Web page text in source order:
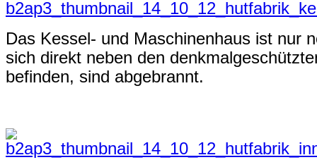
Das Kessel- und Maschinenhaus ist nur
sich direkt neben den
befinden, sind abgebrannt.